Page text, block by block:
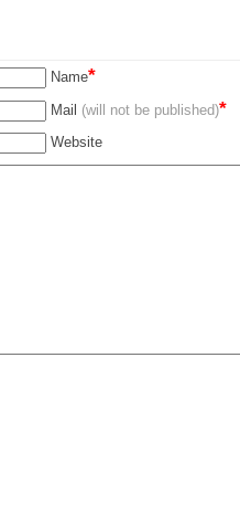
Name*
Mail (will not be published)*
Website